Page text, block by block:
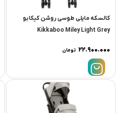
کالسکه مایلی طوسی روشن کیکابو
Kikkaboo Miley Light Grey
۲۲.۹۰۰.۰۰۰ تومان